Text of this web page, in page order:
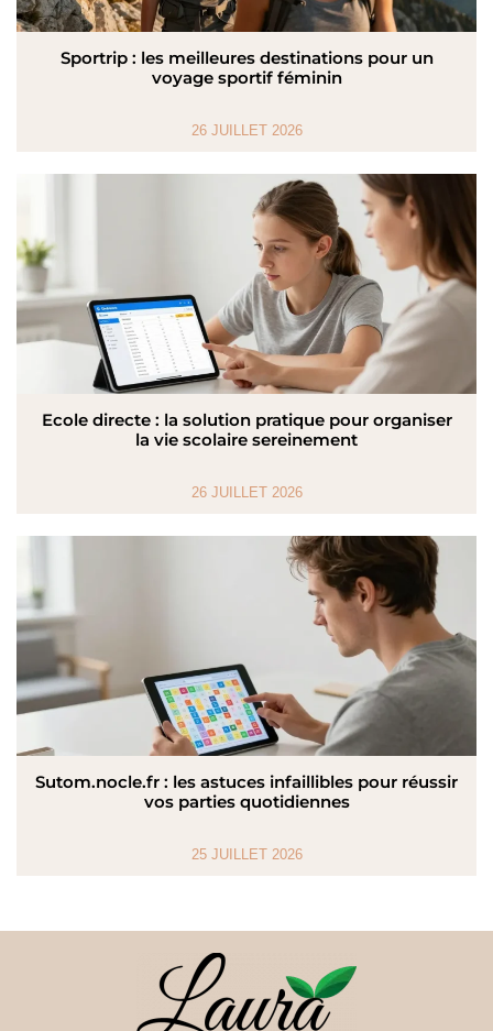
Sportrip : les meilleures destinations pour un
voyage sportif féminin
26 JUILLET 2026
Ecole directe : la solution pratique pour organiser
la vie scolaire sereinement
26 JUILLET 2026
Sutom.nocle.fr : les astuces infaillibles pour réussir
vos parties quotidiennes
25 JUILLET 2026